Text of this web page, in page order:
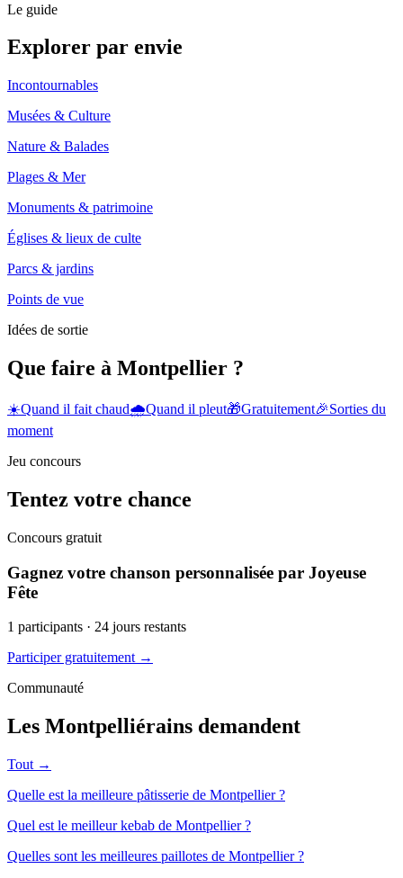
Le guide
Explorer par envie
Incontournables
Musées & Culture
Nature & Balades
Plages & Mer
Monuments & patrimoine
Églises & lieux de culte
Parcs & jardins
Points de vue
Idées de sortie
Que faire à Montpellier ?
☀️Quand il fait chaud🌧️Quand il pleut🎁Gratuitement🎉Sorties du
moment
Jeu concours
Tentez votre chance
Concours gratuit
Gagnez votre chanson personnalisée par Joyeuse
Fête
1 participants · 24 jours restants
Participer gratuitement →
Communauté
Les Montpelliérains demandent
Tout →
Quelle est la meilleure pâtisserie de Montpellier ?
Quel est le meilleur kebab de Montpellier ?
Quelles sont les meilleures paillotes de Montpellier ?